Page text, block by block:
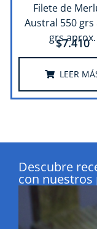
Filete de
Austral 550 grs
grs aprox.
$7.410
LEER
Descubre
con